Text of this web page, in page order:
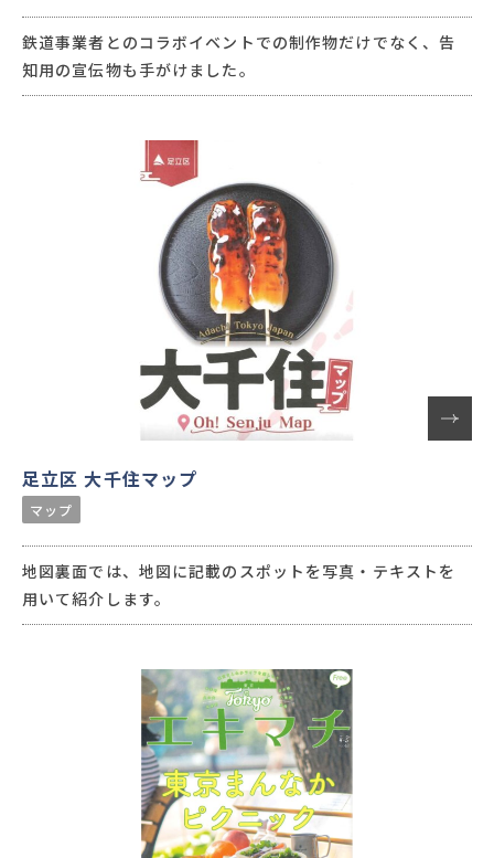
鉄道事業者とのコラボイベントでの制作物だけでなく、告
知用の宣伝物も手がけました。
足立区 大千住マップ
マップ
地図裏面では、地図に記載のスポットを写真・テキストを
用いて紹介します。